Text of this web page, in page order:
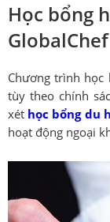
Học bổng
GlobalChef
Chương trình học
tùy theo chính
xét học bổng du
hoạt động ngoại